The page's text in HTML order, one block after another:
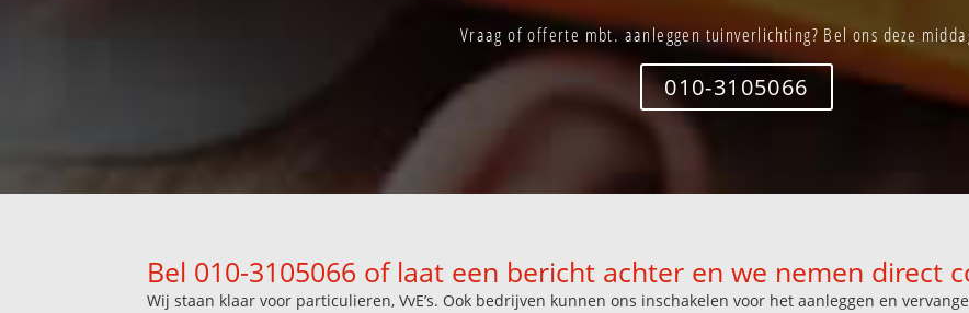
Vraag of offerte mbt. aanleggen tuinverlichting? Bel ons deze
010-3105066
Bel 010-3105066 of laat een bericht achter en we nemen direct
Wij staan klaar voor particulieren, VvE’s. Ook bedrijven kunnen ons inschakelen voor het aanleggen en